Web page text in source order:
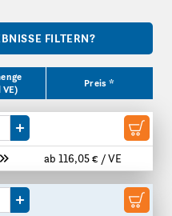
FILTERN?
Preis *
ab 116,05 € / VE
eine VE reduzieren
Menge um eine VE erhöhen
eine VE reduzieren
Menge um eine VE erhöhen